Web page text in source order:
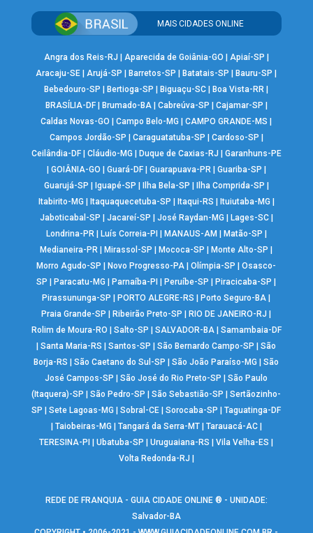
MAIS CIDADES ONLINE
Angra dos Reis-RJ Aparecida de Goiânia-GO Apiaí-SP
Aracaju-SE |Arujá-SP Barretos-SP Batatais-SP Bauru-SP
Bebedouro-SP
Bertioga-SP Biguaçu-SC Boa Vista-RR
BRASÍLIA-DF| Brumado-BA| Cabreúva-SP Cajamar-SP
Caldas Novas-GO
|Campo Belo-MG |CAMPO GRANDE-MS
Campos Jordão-SP
Caraguatatuba-SP Cardoso-SP
Ceilândia-DF| Cláudio-MG Duque de Caxias-RJ
Garanhuns-PE
GOIÂNIA-GO Guará-DF| Guarapuava-PR| Guariba-SP
Guarujá-SP
Iguapé-SP Ilha Bela-SP Ilha Comprida-SP
Itabirito-MG
Itaquaquecetuba-SP Itaqui-RS Ituiutaba-MG
Jaboticabal-SP
Jacareí-SP José Raydan-MG Lages-SC|
Londrina-PR| Luís Correia-PI MANAUS-AM Matão-SP
Medianeira-PR
Mirassol-SP Mococa-SP Monte Alto-SP
Morro Agudo-SP
Novo Progresso-PA |Olímpia-SP |Osasco-
SP
Paracatu-MG Parnaíba-PI Peruíbe-SP Piracicaba-SP
Pirassununga-SP
PORTO ALEGRE-RS Porto Seguro-BA
Praia Grande-SP
Ribeirão Preto-SP RIO DE JANEIRO-RJ
Rolim de Moura-RO
Salto-SP SALVADOR-BA| Samambaia-DF
|Santa Maria-RS |Santos-SP |São Bernardo Campo-SP |São
Borja-RS
|São Caetano do Sul-SP |São João Paraíso-MG |São
José Campos-SP
|São José do Rio Preto-SP |São Paulo
(Itaquera)-SP
|São Pedro-SP |São Sebastião-SP |Sertãozinho-
SP
|Sete Lagoas-MG |Sobral-CE |Sorocaba-SP |Taguatinga-DF
Taiobeiras-MG Tangará da Serra-MT| Tarauacá-AC|
TERESINA-PI
|Ubatuba-SP |Uruguaiana-RS |Vila Velha-ES
Volta Redonda-RJ
REDE DE FRANQUIA - GUIA CIDADE ONLINE ® - UNIDADE:
Salvador-BA